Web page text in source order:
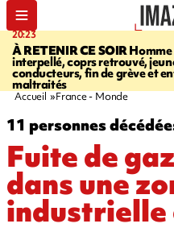
20:23
À RETENIR CE SOIRHomme
interpellé, coprs retrouvé,
conducteurs, fin de grève et
maltraités
Accueil France - Monde
11 personnes
Fuite de
dans une
industrielle